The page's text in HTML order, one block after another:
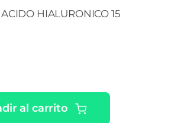
HIALURONICO 15
al carrito